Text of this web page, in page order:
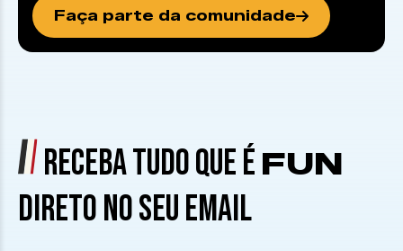
Faça parte da comunidade
RECEBA TUDO QUE É FUN
DIRETO NO SEU EMAIL